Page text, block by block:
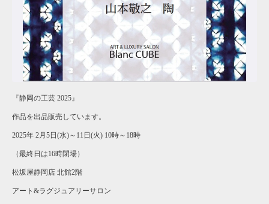
『静岡の工芸 2025』
作品を出品販売しています。
2025年 2月5日(水)～11日(火) 10時～18時
（最終日は16時閉場）
松坂屋静岡店 北館2階
アート&ラグジュアリーサロン